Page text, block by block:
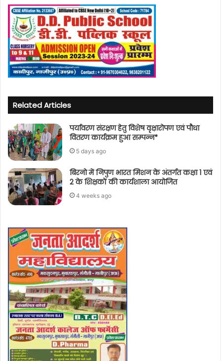
Related Articles
पर्यावरण संरक्षण हेतु विशेष वृक्षारोपण एवं पौधा
वितरण कार्यक्रम हुआ सम्पन्न*
5 days ago
बिरनो में निपुण भारत मिशन के अंतर्गत कक्षा 1 एवं
2 के शिक्षकों की कार्यशाला आयोजित
4 weeks ago